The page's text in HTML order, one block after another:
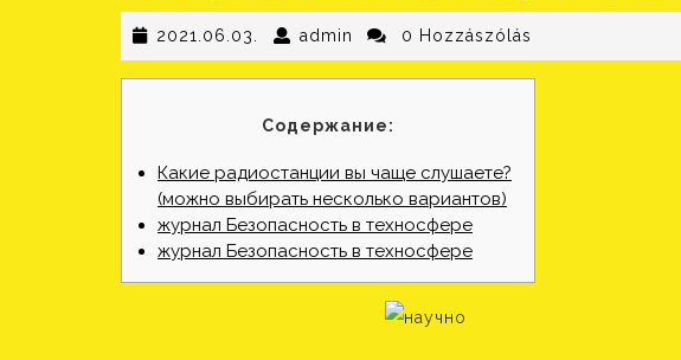
2021.06.03. 2021.06.03.
admin admin0 Hozzászólás
Содержание:
Какие радиостанции вы чаще слушаете?
(можно выбирать несколько вариантов)
журнал Безопасность в техносфере
журнал Безопасность в техносфере